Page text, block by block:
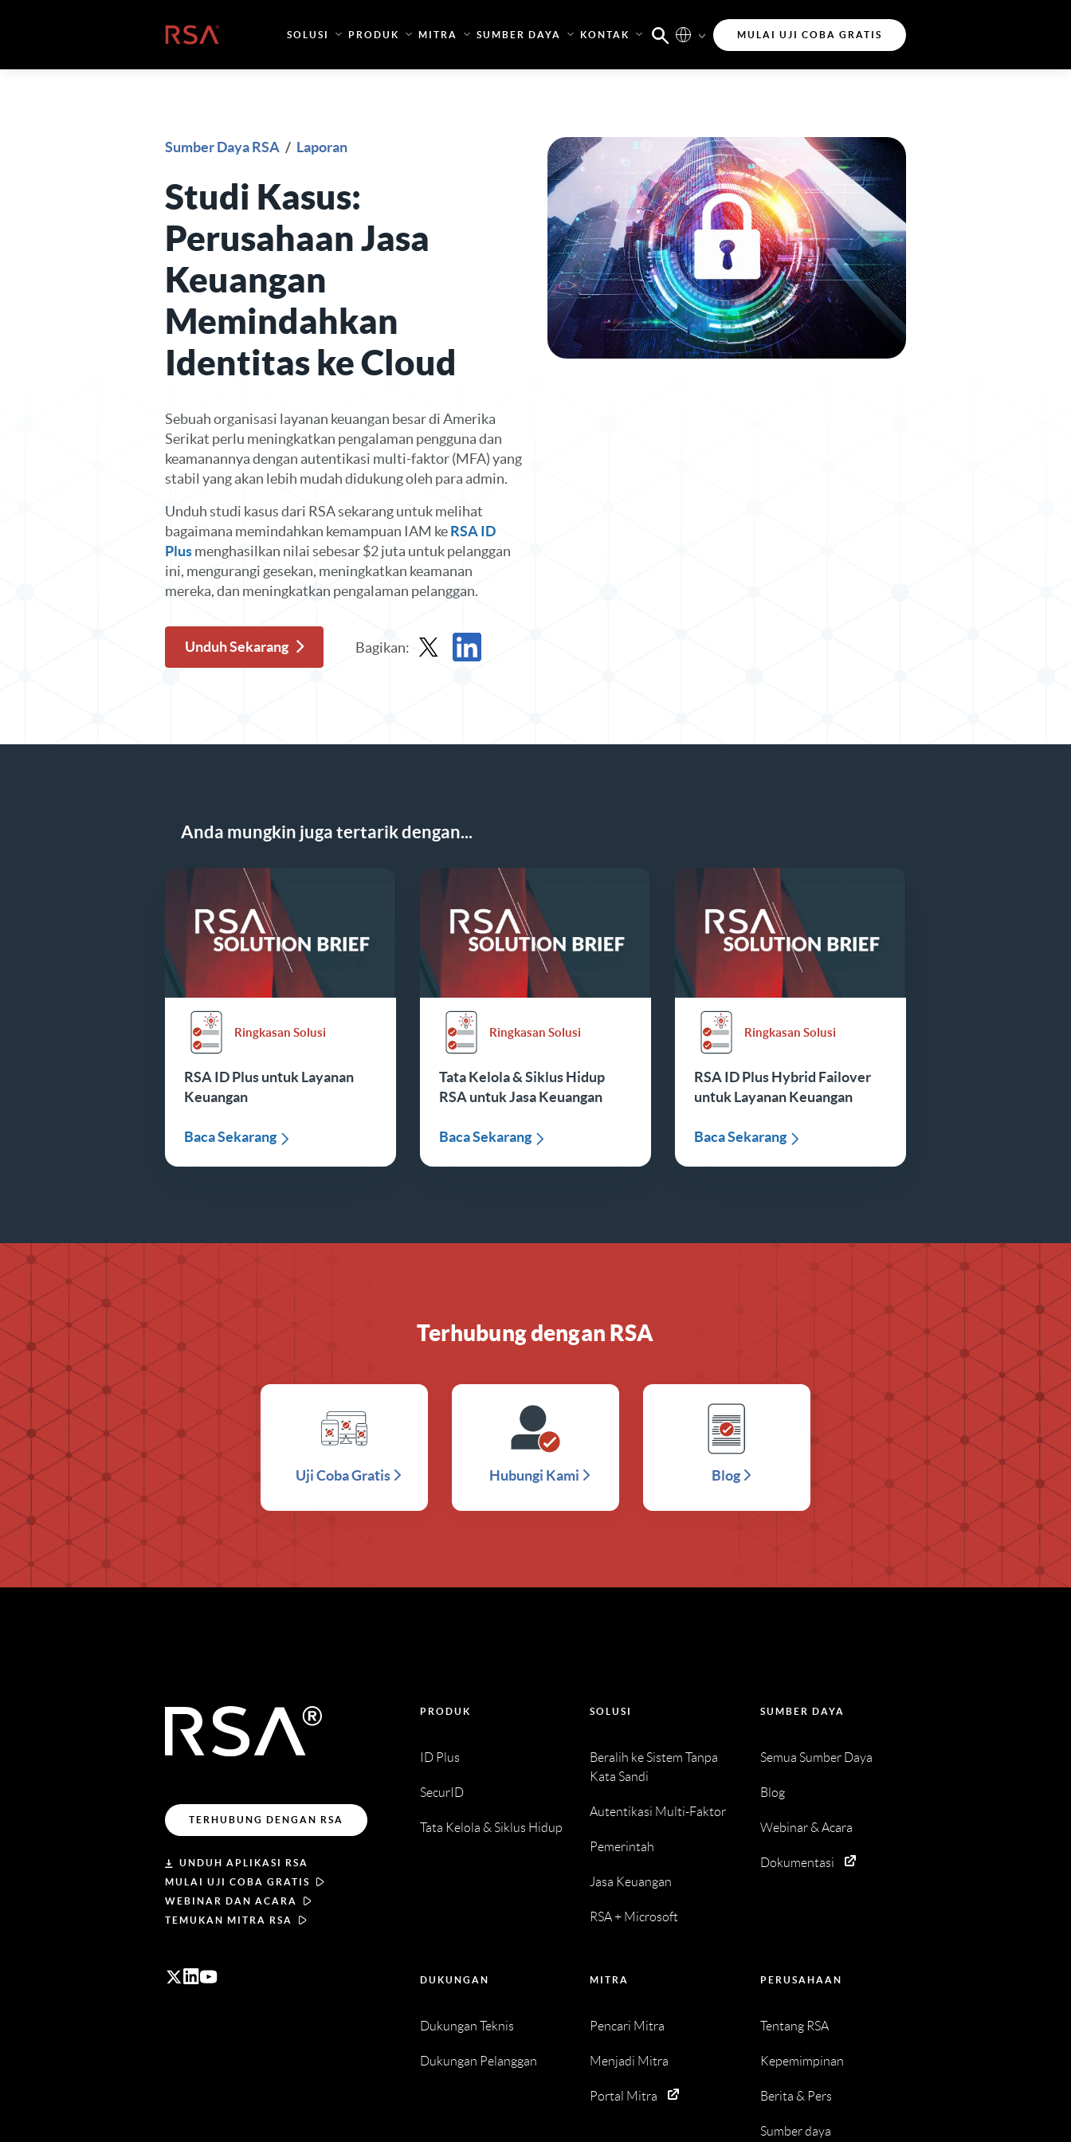
Beranda SOLUSI PRODUK MITRA SUMBER DAYA KONTAK MULAI UJI COBA GRATIS
Sumber Daya RSA / Laporan
Studi Kasus:
Perusahaan Jasa
Keuangan
Memindahkan
Identitas ke Cloud
Sebuah organisasi layanan keuangan besar di Amerika
Serikat perlu meningkatkan pengalaman pengguna dan
keamanannya dengan autentikasi multi-faktor (MFA) yang
stabil yang akan lebih mudah didukung oleh para admin.
Unduh studi kasus dari RSA sekarang untuk melihat
bagaimana memindahkan kemampuan IAM keRSA ID
Plusmenghasilkan nilai sebesar $2 juta untuk pelanggan
ini, mengurangi gesekan, meningkatkan keamanan
mereka, dan meningkatkan pengalaman pelanggan.
Unduh Sekarang Bagikan:
Anda mungkin juga tertarik dengan...
Ringkasan Solusi
RSA ID Plus untuk Layanan
Keuangan
Baca Sekarang
Ringkasan Solusi
Tata Kelola & Siklus Hidup
RSA untuk Jasa Keuangan
Baca Sekarang
Ringkasan Solusi
RSA ID Plus Hybrid Failover
untuk Layanan Keuangan
Baca Sekarang
Terhubung dengan RSA
Uji Coba Gratis Hubungi Kami Blog
TERHUBUNG DENGAN RSA
UNDUH APLIKASI RSA
MULAI UJI COBA GRATIS
WEBINAR DAN ACARA
TEMUKAN MITRA RSA
PRODUK
ID Plus
SecurID
Tata Kelola & Siklus Hidup
SOLUSI
Beralih ke Sistem Tanpa
Kata Sandi
Autentikasi Multi-Faktor
Pemerintah
Jasa Keuangan
RSA + Microsoft
SUMBER DAYA
Semua Sumber Daya
Blog
Webinar & Acara
Dokumentasi
DUKUNGAN
Dukungan Teknis
Dukungan Pelanggan
MITRA
Pencari Mitra
Menjadi Mitra
Portal Mitra
PERUSAHAAN
Tentang RSA
Kepemimpinan
Berita & Pers
Sumber daya